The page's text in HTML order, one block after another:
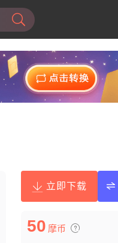
立即下载
50 摩币